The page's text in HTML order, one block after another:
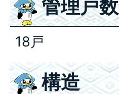
管理戸数
18戸
構造